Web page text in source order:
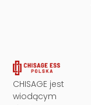
CHISAGE jest
wiodącym